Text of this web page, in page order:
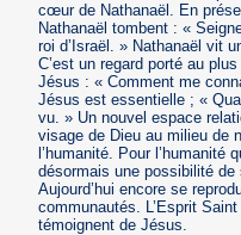
cœur de Nathanaël. En
Nathanaël tombent : «
roi d’Israël. » Nathanaël vit
C’est un regard porté au
Jésus : « Comment me
Jésus est essentielle ; «
vu. » Un nouvel espace
visage de Dieu au milieu de
l’humanité. Pour
désormais une possibilité de
Aujourd’hui encore se
communautés. L’Esprit
témoignent de Jésus.